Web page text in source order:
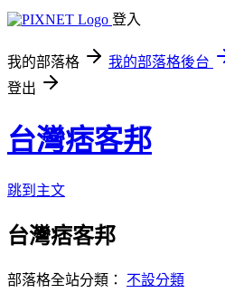
登入
我的部落格 我的部落格後台
登出
台灣痞客邦
跳到主文
台灣痞客邦
部落格全站分類： 不設分類